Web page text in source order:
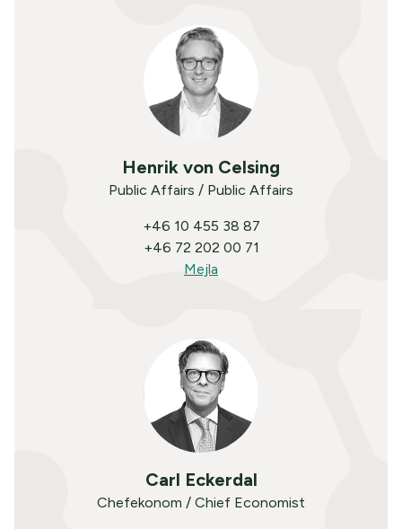
Henrik von Celsing
Public Affairs / Public Affairs
+46 10 455 38 87
+46 72 202 00 71
Mejla
Carl Eckerdal
Chefekonom / Chief Economist